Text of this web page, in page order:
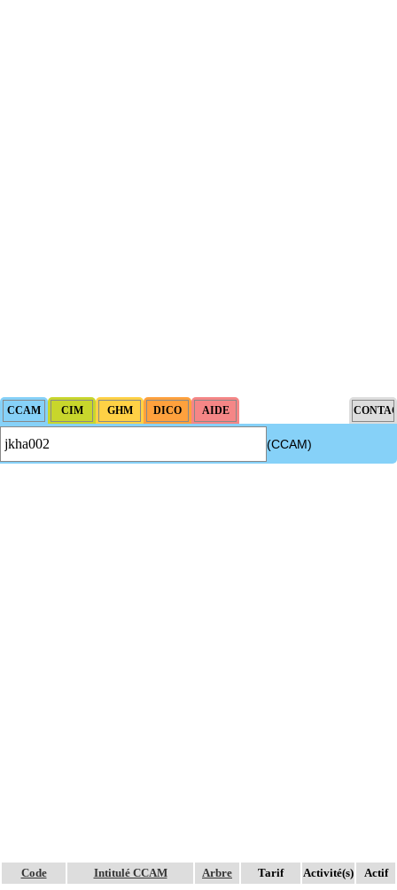
(CCAM)
Code Intitulé CCAM Arbre Tarif Activité(s) Actif